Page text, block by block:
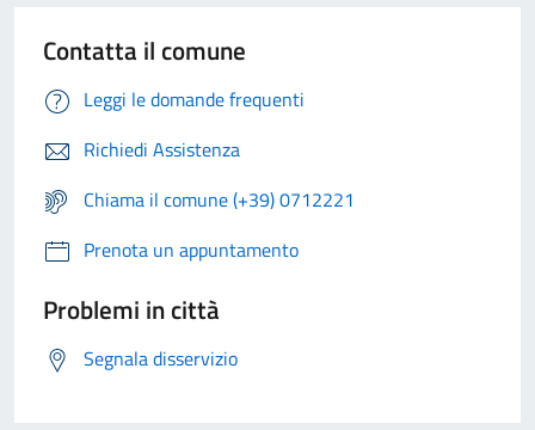
Contatta il comune
Leggi le domande frequenti
Richiedi Assistenza
Chiama il comune (+39) 0712221
Prenota un appuntamento
Problemi in città
Segnala disservizio